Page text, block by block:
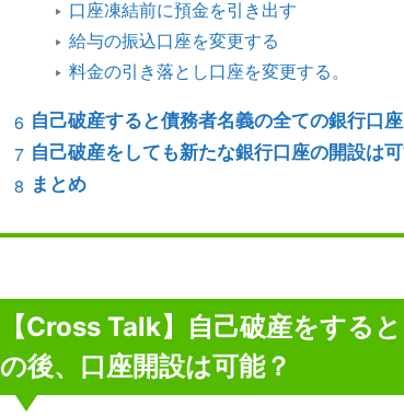
口座凍結前に預金を引き出す
給与の振込口座を変更する
料金の引き落とし口座を変更する。
自己破産すると債務者名義の全ての銀行口
自己破産をしても新たな銀行口座の開設は
まとめ
【Cross Talk】自己破産をする
の後、口座開設は可能？